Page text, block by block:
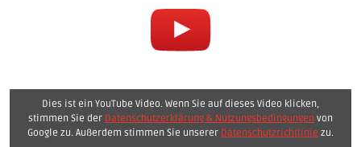
Dies ist ein YouTube Video. Wenn Sie auf dieses Video klicken,
stimmen Sie der Datenschutzerklärung & Nutzungsbedingungen von
Google zu. Außerdem stimmen Sie unserer Datenschutzrichtlinie zu.